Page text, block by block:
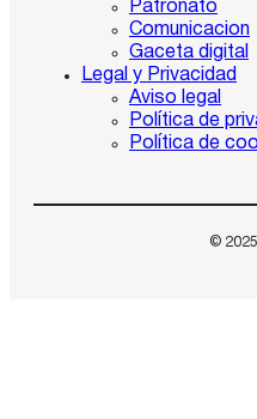
Patronato
Comunicacion
Gaceta digital
Legal y Privacidad
Aviso legal
Política de
Política de
©